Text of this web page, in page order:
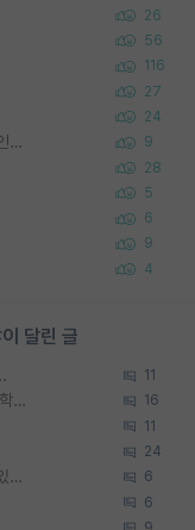
26
56
116
27
24
박사진학하기에 2억은 괜찮은 (?) 정도의 경제력인가요 9
28
5
6
9
4
달린 글
11
우리나라도 학구 열풍보면 Higher Doctorate 학위가 필요하다고 봅니다. 16
11
24
SKP 학연생이 AI 탑티어 단독1저자로 하나 들고있으면 6
6